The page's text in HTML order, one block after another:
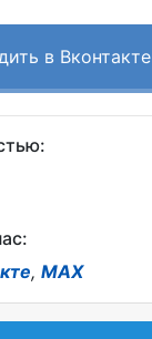
в Вконтакте
, MAX